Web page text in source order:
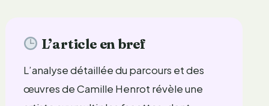
L’article en bref
L’analyse détaillée du parcours et des
œuvres de Camille Henrot révèle une